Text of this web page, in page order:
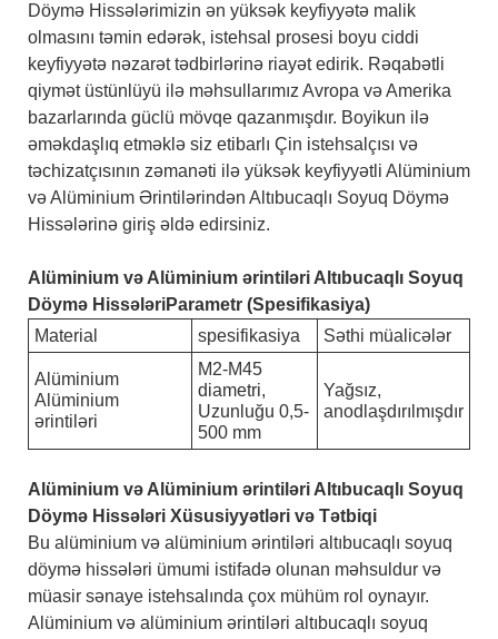
Döymə Hissələrimizin ən yüksək keyfiyyətə malik
olmasını təmin edərək, istehsal prosesi boyu ciddi
keyfiyyətə nəzarət tədbirlərinə riayət edirik. Rəqabətli
qiymət üstünlüyü ilə məhsullarımız Avropa və Amerika
bazarlarında güclü mövqe qazanmışdır. Boyikun ilə
əməkdaşlıq etməklə siz etibarlı Çin istehsalçısı və
təchizatçısının zəmanəti ilə yüksək keyfiyyətli Alüminium
və Alüminium Ərintilərindən Altıbucaqlı Soyuq Döymə
Hissələrinə giriş əldə edirsiniz.
Alüminium və Alüminium ərintiləri Altıbucaqlı Soyuq
Döymə HissələriParametr (Spesifikasiya)
Material
spesifikasiya Səthi müalicələr
Alüminium
Alüminium
ərintiləri
M2-M45
diametri,
Uzunluğu 0,5-
500 mm
Yağsız,
anodlaşdırılmışdır
Alüminium və Alüminium ərintiləri Altıbucaqlı Soyuq
Döymə Hissələri Xüsusiyyətləri və Tətbiqi
Bu alüminium və alüminium ərintiləri altıbucaqlı soyuq
döymə hissələri ümumi istifadə olunan məhsuldur və
müasir sənaye istehsalında çox mühüm rol oynayır.
Alüminium və alüminium ərintiləri altıbucaqlı soyuq